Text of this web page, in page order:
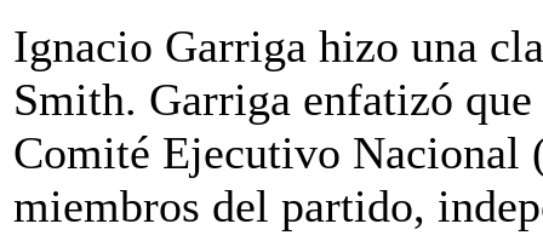
Ignacio Garriga hizo una
Smith. Garriga enfatizó
Comité Ejecutivo Nacional
miembros del partido,